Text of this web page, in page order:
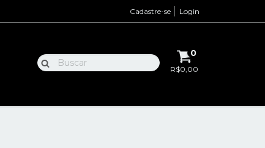
Cadastre-se Login
0
R$0,00